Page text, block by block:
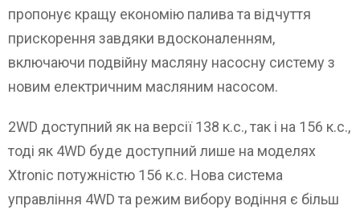
пропонує кращу економію палива та відчуття
прискорення завдяки вдосконаленням,
включаючи подвійну масляну насосну систему з
новим електричним масляним насосом.
2WD доступний як на версії 138 к.с., так і на 156 к.с.,
тоді як 4WD буде доступний лише на моделях
Xtronic потужністю 156 к.с. Нова система
управління 4WD та режим вибору водіння є більш